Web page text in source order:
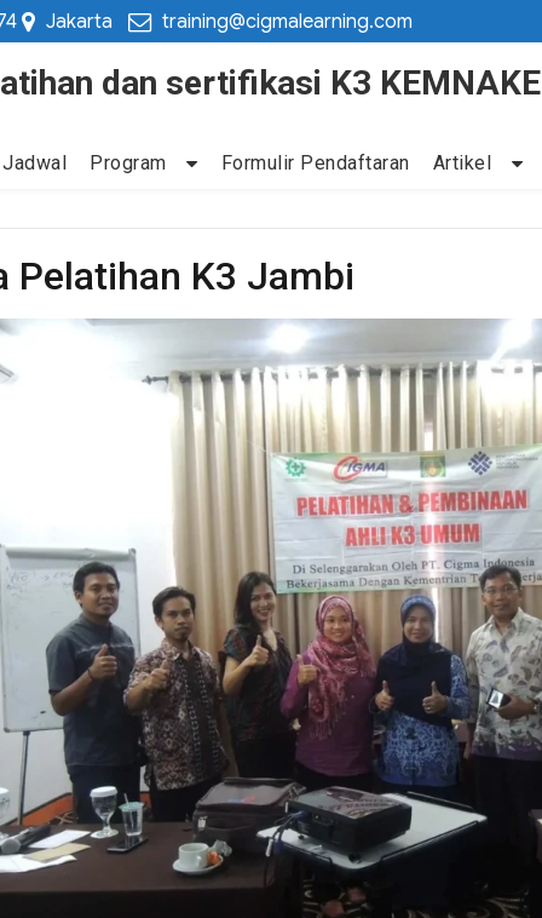
Jakarta training@cigmalearning.com
dan sertifikasi K3
Jadwal Program Formulir Pendaftaran Artikel
Pelatihan K3 Jambi